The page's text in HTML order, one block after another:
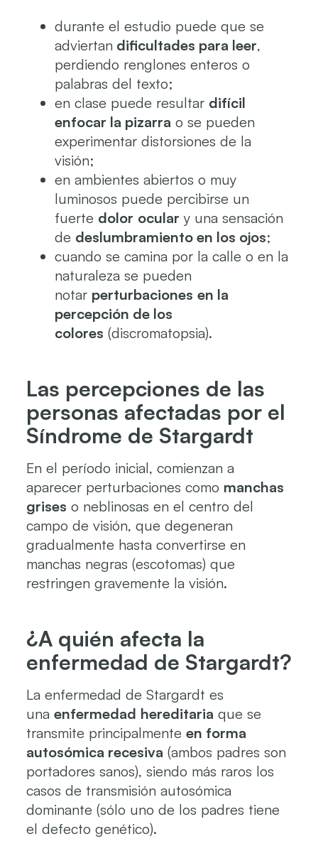
durante el estudio puede que se
adviertan dificultades para leer,
perdiendo renglones enteros o
palabras del texto;
en clase puede resultar difícil
enfocar la pizarra o se pueden
experimentar distorsiones de la
visión;
en ambientes abiertos o muy
luminosos puede percibirse un
fuerte dolor ocular y una sensación
de deslumbramiento en los ojos;
cuando se camina por la calle o en la
naturaleza se pueden
notar perturbaciones en la
percepción de los
colores (discromatopsia).
Las percepciones de las
personas afectadas por el
Síndrome de Stargardt
En el período inicial, comienzan a
aparecer perturbaciones como manchas
grises o neblinosas en el centro del
campo de visión, que degeneran
gradualmente hasta convertirse en
manchas negras (escotomas) que
restringen gravemente la visión.
¿A quién afecta la
enfermedad de Stargardt?
La enfermedad de Stargardt es
una enfermedad hereditaria que se
transmite principalmente en forma
autosómica recesiva (ambos padres son
portadores sanos), siendo más raros los
casos de transmisión autosómica
dominante (sólo uno de los padres tiene
el defecto genético).